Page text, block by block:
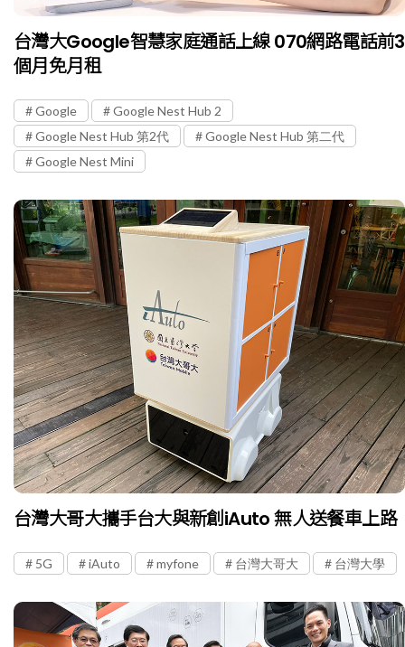
台灣大Google智慧家庭通話上線 070網路電話前3
個月免月租
Google
Google Nest Hub 2
Google Nest Hub 第2代
Google Nest Hub 第二代
Google Nest Mini
台灣大哥大攜手台大與新創iAuto 無人送餐車上路
5G iAuto myfone 台灣大哥大 台灣大學